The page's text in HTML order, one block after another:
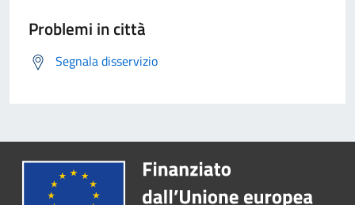
Problemi in città
Segnala disservizio